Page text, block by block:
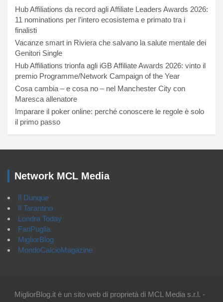
Hub Affiliations da record agli Affiliate Leaders Awards 2026:
11 nominations per l’intero ecosistema e primato tra i
finalisti
Vacanze smart in Riviera che salvano la salute mentale dei
Genitori Single
Hub Affiliations trionfa agli iGB Affiliate Awards 2026: vinto il
premio Programme/Network Campaign of the Year
Cosa cambia – e cosa no – nel Manchester City con
Maresca allenatore
Imparare il poker online: perché conoscere le regole è solo
il primo passo
Network MCL Media
Il Dunque
Il Tarantino
Londra Today
FanPuglia
MigliorBlog
MondoCalcioMagazine
MigliorBlog.it è un sito web di proprietà di MCL Media s.r.l. -